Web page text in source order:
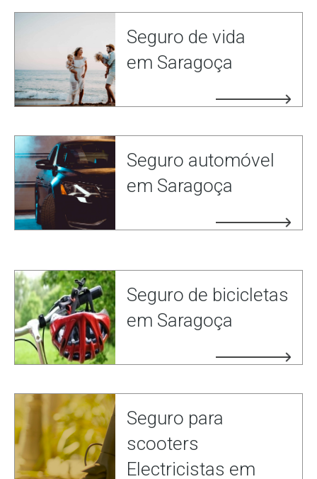
Seguro de vida
em Saragoça
Seguro automóvel
em Saragoça
Seguro de bicicletas
em Saragoça
Seguro para
scooters
Electricistas em